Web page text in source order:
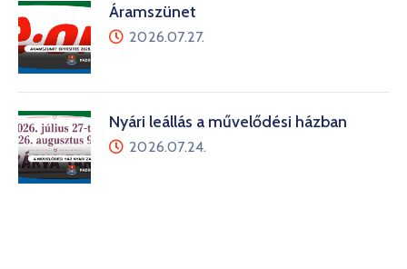
Áramszünet
2026.07.27.
Nyári leállás a művelődési házban
2026.07.24.